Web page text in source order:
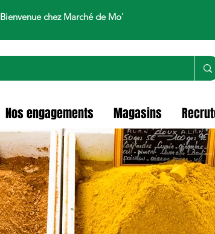
Bienvenue chez Marché de Mo'
Nos engagements Magasins